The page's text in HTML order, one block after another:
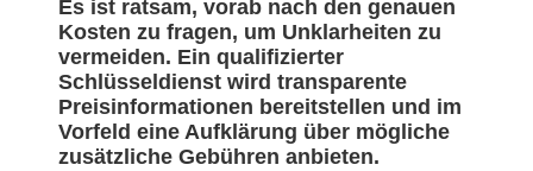
Es ist ratsam, vorab nach den genauen
Kosten zu fragen, um Unklarheiten zu
vermeiden. Ein qualifizierter
Schlüsseldienst wird transparente
Preisinformationen bereitstellen und im
Vorfeld eine Aufklärung über mögliche
zusätzliche Gebühren anbieten.